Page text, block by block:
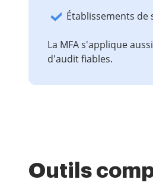
Établissements de
La MFA s'applique
d'audit fiables.
Outils